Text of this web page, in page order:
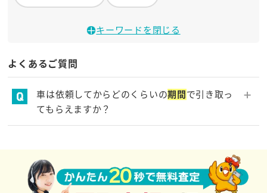
キーワードを閉じる
よくあるご質問
車は依頼してからどのくらいの期間で引き取っ
てもらえますか？
すぐに引取ってほしい場合はできるだけご要望に添え
るように手配いたしますので、一度ご相談下さい。